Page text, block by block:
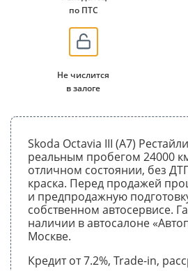
по ПТС
Не числится
в залоге
Skoda Octavia III (A7)
реальным пробегом 24000
отличном состоянии, без
краска. Перед продажей
и предпродажную
собственном автосервисе.
наличии в автосалоне
Москве.
Кредит от 7.2%, Trade-in,